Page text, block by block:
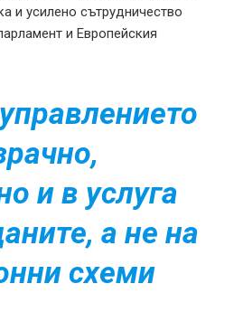
и усилено сътрудничество
и Европейския
и в услуга
а не на
схеми